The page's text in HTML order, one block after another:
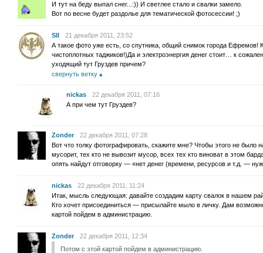
И тут на беду выпал снег...:)) И светлее стало и свалки замело.
Вот по весне будет раздолье для тематической фотосессии! ;)
SII
21 декабря 2011, 23:52
А такое фото уже есть, со спутника, общий снимок города Ефремов!
чистоплотных таджиков!)Да и электроэнергия денег стоит… к
уходящий тут Груздев причем?
свернуть ветку
nickas
22 декабря 2011, 07:16
А при чем тут Груздев?
Zonder
22 декабря 2011, 07:28
Вот что толку фотографировать, скажите мне? Чтобы этого не было
мусорит, тех кто не вывозит мусор, всех тех кто виноват в этом
опять найдут отговорку — «нет денег (времени, ресурсов и т.д. —
nickas
22 декабря 2011, 11:24
Итак, мысль следующая: давайте создадим карту свалок в нашем
Кто хочет присоединиться — присылайте мыло в личку. Дам
картой пойдем в администрацию.
Zonder
22 декабря 2011, 12:34
Потом с этой картой пойдем в администрацию.